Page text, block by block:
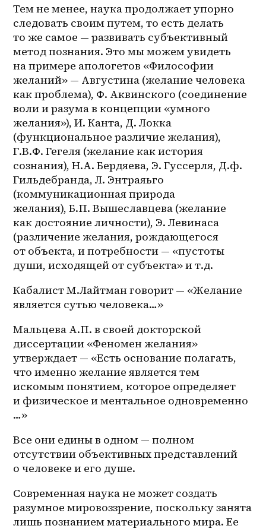
Тем не менее, наука продолжает упорно
следовать своим путем, то есть делать
то же самое — развивать субъективный
метод познания. Это мы можем увидеть
на примере апологетов «Философии
желаний» — Августина (желание человека
как проблема), Ф. Аквинского (соединение
воли и разума в концепции «умного
желания»), И. Канта, Д. Локка
(функциональное различие желания),
Г.В.Ф. Гегеля (желание как история
сознания), H.A. Бердяева, Э. Гуссерля, Д.ф.
Гильдебранда, Л. Энтраяьго
(коммуникационная природа
желания), Б.П. Вышеславцева (желание
как достояние личности), Э. Левинаса
(различение желания, рождающегося
от объекта, и потребности — «пустоты
души, исходящей от субъекта» и т.д.
Кабалист М.Лайтман говорит — «Желание
является сутью человека…»
Мальцева А.П. в своей докторской
диссертации «Феномен желания»
утверждает — «Есть основание полагать,
что именно желание является тем
искомым понятием, которое определяет
и физическое и ментальное одновременно
…»
Все они едины в одном — полном
отсутствии объективных представлений
о человеке и его душе.
Современная наука не может создать
разумное мировоззрение, поскольку занята
лишь познанием материального мира. Ее